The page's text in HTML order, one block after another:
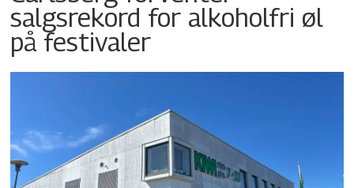
salgsrekord for alkoholfri øl
på festivaler